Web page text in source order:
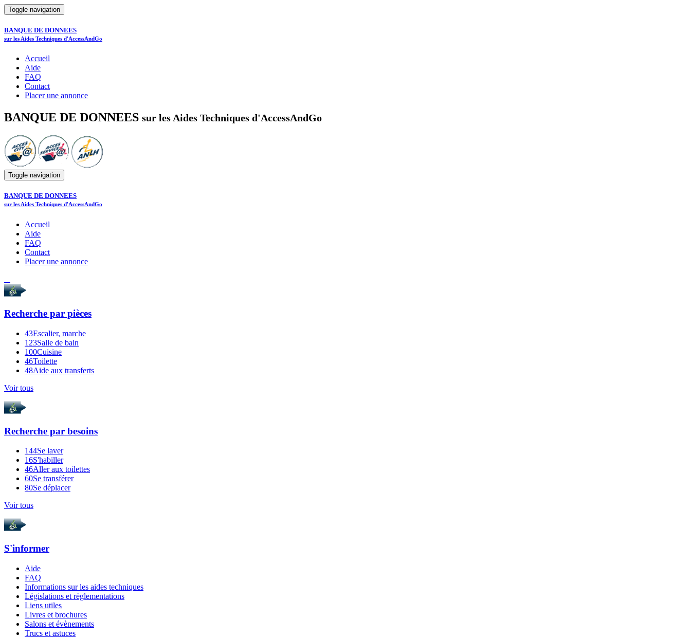
Toggle navigation
BANQUE DE DONNEES
sur les Aides Techniques d'AccessAndGo
Accueil
Aide
FAQ
Contact
Placer une annonce
BANQUE DE DONNEES sur les Aides Techniques d'AccessAndGo
Toggle navigation
BANQUE DE DONNEES
sur les Aides Techniques d'AccessAndGo
Accueil
Aide
FAQ
Contact
Placer une annonce
Recherche par pièces
43Escalier, marche
123Salle de bain
100Cuisine
46Toilette
48Aide aux transferts
Voir tous
Recherche par besoins
144Se laver
16S'habiller
46Aller aux toilettes
60Se transférer
80Se déplacer
Voir tous
S'informer
Aide
FAQ
Informations sur les aides techniques
Législations et règlementations
Liens utiles
Livres et brochures
Salons et évènements
Trucs et astuces